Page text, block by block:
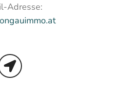
Adresse: